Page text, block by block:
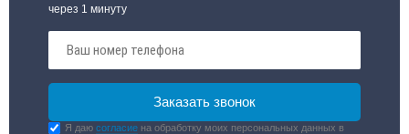
через 1 минуту
Я даюсогласие на обработку моих персональных данных в